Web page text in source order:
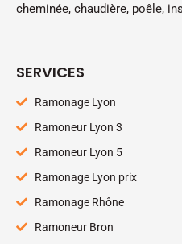
cheminée, chaudière, poêle,
SERVICES
Ramonage Lyon
Ramoneur Lyon 3
Ramoneur Lyon 5
Ramonage Lyon prix
Ramonage Rhône
Ramoneur Bron